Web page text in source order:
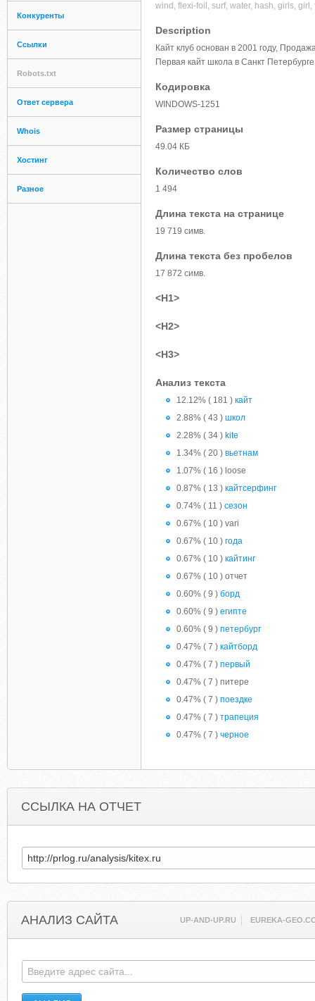
Конкуренты
Ссылки
Robots.txt
Ответ сервера
Whois
Хостинг
Разное
wind, flexi-foil, surf, water, hash, girls, girl,
Description
Кайт клуб основан в 2001 году,
Первая кайт школа в Санкт Петербурге
Кодировка
WINDOWS-1251
Размер страницы
49.04 КБ
Количество слов
1 494
Длина текста на странице
19 719 симв.
Длина текста без пробелов
17 872 симв.
<H1>
<H2>
<H3>
Анализ текста
12.12% ( 181 ) кайт
2.88% ( 43 ) школ
2.28% ( 34 ) kite
1.34% ( 20 ) вьетнам
1.07% ( 16 ) loose
0.87% ( 13 ) кайтсерфинг
0.74% ( 11 ) сезон
0.67% ( 10 ) vari
0.67% ( 10 ) года
0.67% ( 10 ) кайтинг
0.67% ( 10 ) отчет
0.60% ( 9 ) борд
0.60% ( 9 ) египте
0.60% ( 9 ) петербург
0.47% ( 7 ) кайтборд
0.47% ( 7 ) первый
0.47% ( 7 ) питере
0.47% ( 7 ) поездке
0.47% ( 7 ) трапеция
0.47% ( 7 ) черное
ССЫЛКА НА ОТЧЕТ
АНАЛИЗ САЙТА UP-AND-UP.RU EUREKA-